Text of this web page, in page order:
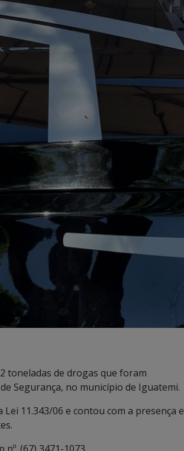
toneladas de drogas que foram
Segurança, no município de Iguatemi.
11.343/06 e contou com a presença e